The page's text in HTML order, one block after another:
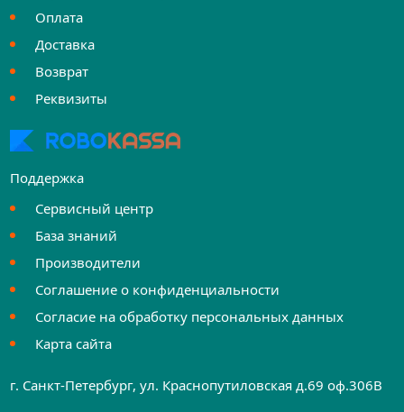
Оплата
Доставка
Возврат
Реквизиты
Поддержка
Сервисный центр
База знаний
Производители
Соглашение о конфиденциальности
Согласие на обработку персональных данных
Карта сайта
г. Санкт-Петербург, ул. Краснопутиловская д.69 оф.306B